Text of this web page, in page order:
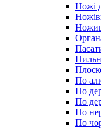
Ножі
По
По
По
По
По